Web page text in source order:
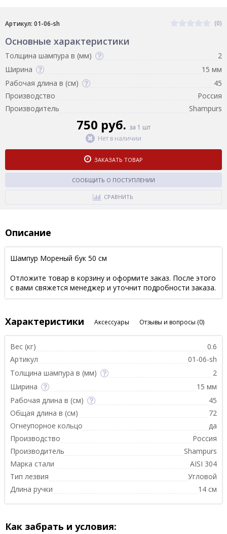
Артикул: 01-06-sh (0)
Основные характеристики
Толщина шампура в (мм)
2
Ширина
15 мм
Рабочая длина в (см)
45
Производство
Россия
Производитель
Shampurs
750 руб. за 1 шт
Нет в наличии
ЗАКАЗАТЬ ТОВАР
СООБЩИТЬ О ПОСТУПЛЕНИИ
СРАВНИТЬ
Описание
Шампур Мореный бук 50 см
Отложите товар в корзину и оформите заказ. После этого
с вами свяжется менеджер и уточнит подробности заказа.
Характеристики Аксессуары Отзывы и вопросы (0)
Вес (кг)
0.6
Артикул
01-06-sh
Толщина шампура в (мм)
2
Ширина
15 мм
Рабочая длина в (см)
45
Общая длина в (см)
72
Огнеупорное кольцо
да
Производство
Россия
Производитель
Shampurs
Марка стали
AISI 304
Тип лезвия
Угловой
Длина ручки
14 см
Как забрать и условия: